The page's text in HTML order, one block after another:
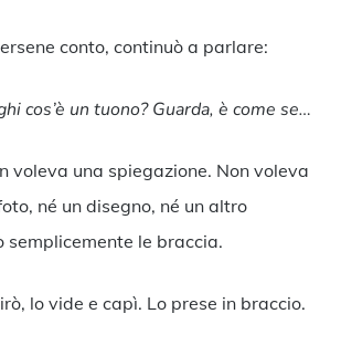
conto, continuò a parlare:
cos’è un tuono? Guarda, è come se…
voleva una spiegazione. Non voleva
né un disegno, né un altro
semplicemente le braccia.
lo vide e capì. Lo prese in braccio.